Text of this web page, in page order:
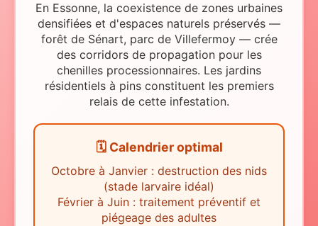
En Essonne, la coexistence de zones urbaines
densifiées et d'espaces naturels préservés —
forêt de Sénart, parc de Villefermoy — crée
des corridors de propagation pour les
chenilles processionnaires. Les jardins
résidentiels à pins constituent les premiers
relais de cette infestation.
🗓️ Calendrier optimal
Octobre à Janvier : destruction des nids
(stade larvaire idéal)
Février à Juin : traitement préventif et
piégeage des adultes